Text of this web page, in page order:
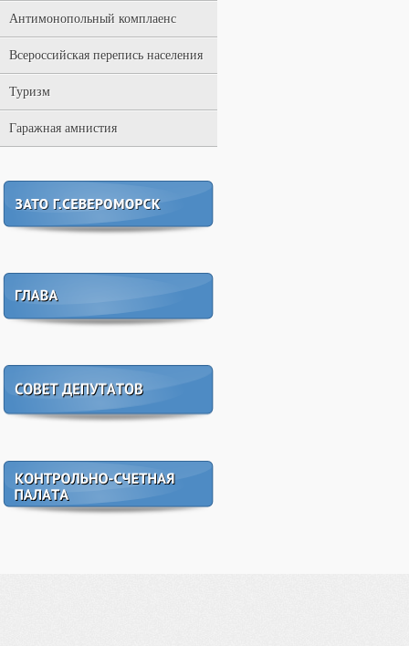
Антимонопольный комплаенс
Всероссийская перепись населения
Туризм
Гаражная амнистия